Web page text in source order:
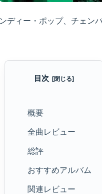
ディー・ポップ、チェン
目次
概要
全曲レビュー
総評
おすすめアルバム
関連レビュー